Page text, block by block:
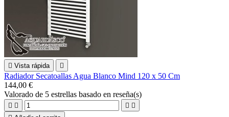
 Vista rápida 
Radiador Secatoallas Agua Blanco Mind 120 x 50 Cm
144,00 €
Valorado de 5 estrellas basado en reseña(s)
   